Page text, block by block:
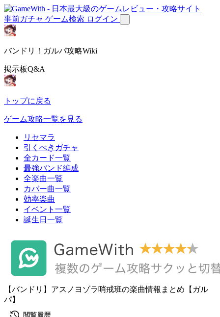
事前ガチャ ゲーム検索 ログイン
バンドリ！ガルパ攻略Wiki
掲示板Q&A
トップに戻る
ゲーム攻略一覧を見る
リセマラ
引くべきガチャ
全カード一覧
最強バンド編成
全楽曲一覧
カバー曲一覧
効率楽曲
イベント一覧
誕生日一覧
【バンドリ】アスノヨゾラ哨戒班の楽曲情報まとめ【ガル
パ】